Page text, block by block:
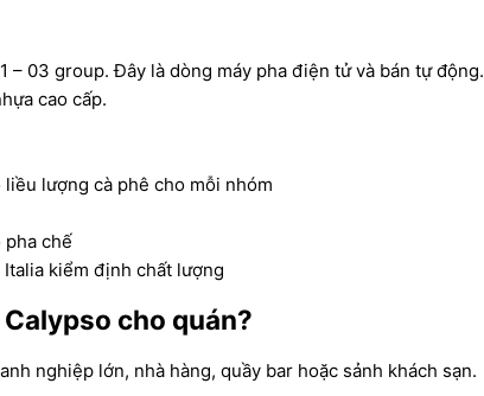
– 03 group. Đây là dòng máy pha điện tử và bán tự động.
cao cấp.
lượng cà phê cho mỗi nhóm
pha chế
kiểm định chất lượng
cho quán?
nghiệp lớn, nhà hàng, quầy bar hoặc sảnh khách sạn.